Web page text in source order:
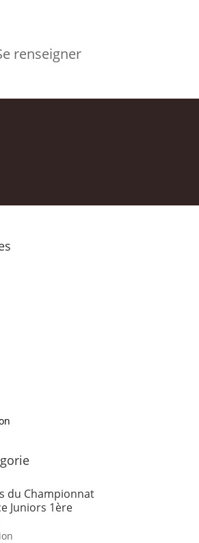
renseigner
du Championnat
Juniors 1ère